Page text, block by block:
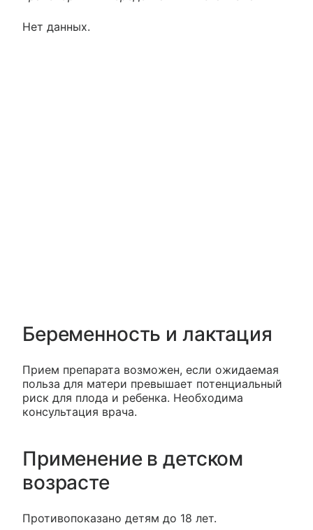
Нет данных.
Беременность и лактация
Прием препарата возможен, если ожидаемая
польза для матери превышает потенциальный
риск для плода и ребенка. Необходима
консультация врача.
Применение в детском
возрасте
Противопоказано детям до 18 лет.